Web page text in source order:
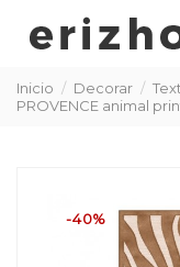
Inicio Decorar
PROVENCE animal
-40%